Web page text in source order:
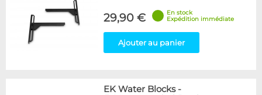
29,90 €
En stock
Expédition immédiate
Ajouter au panier
EK Water Blocks-